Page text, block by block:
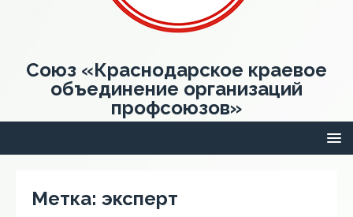
Союз «Краснодарское краевое
объединение организаций
профсоюзов»
Метка: эксперт